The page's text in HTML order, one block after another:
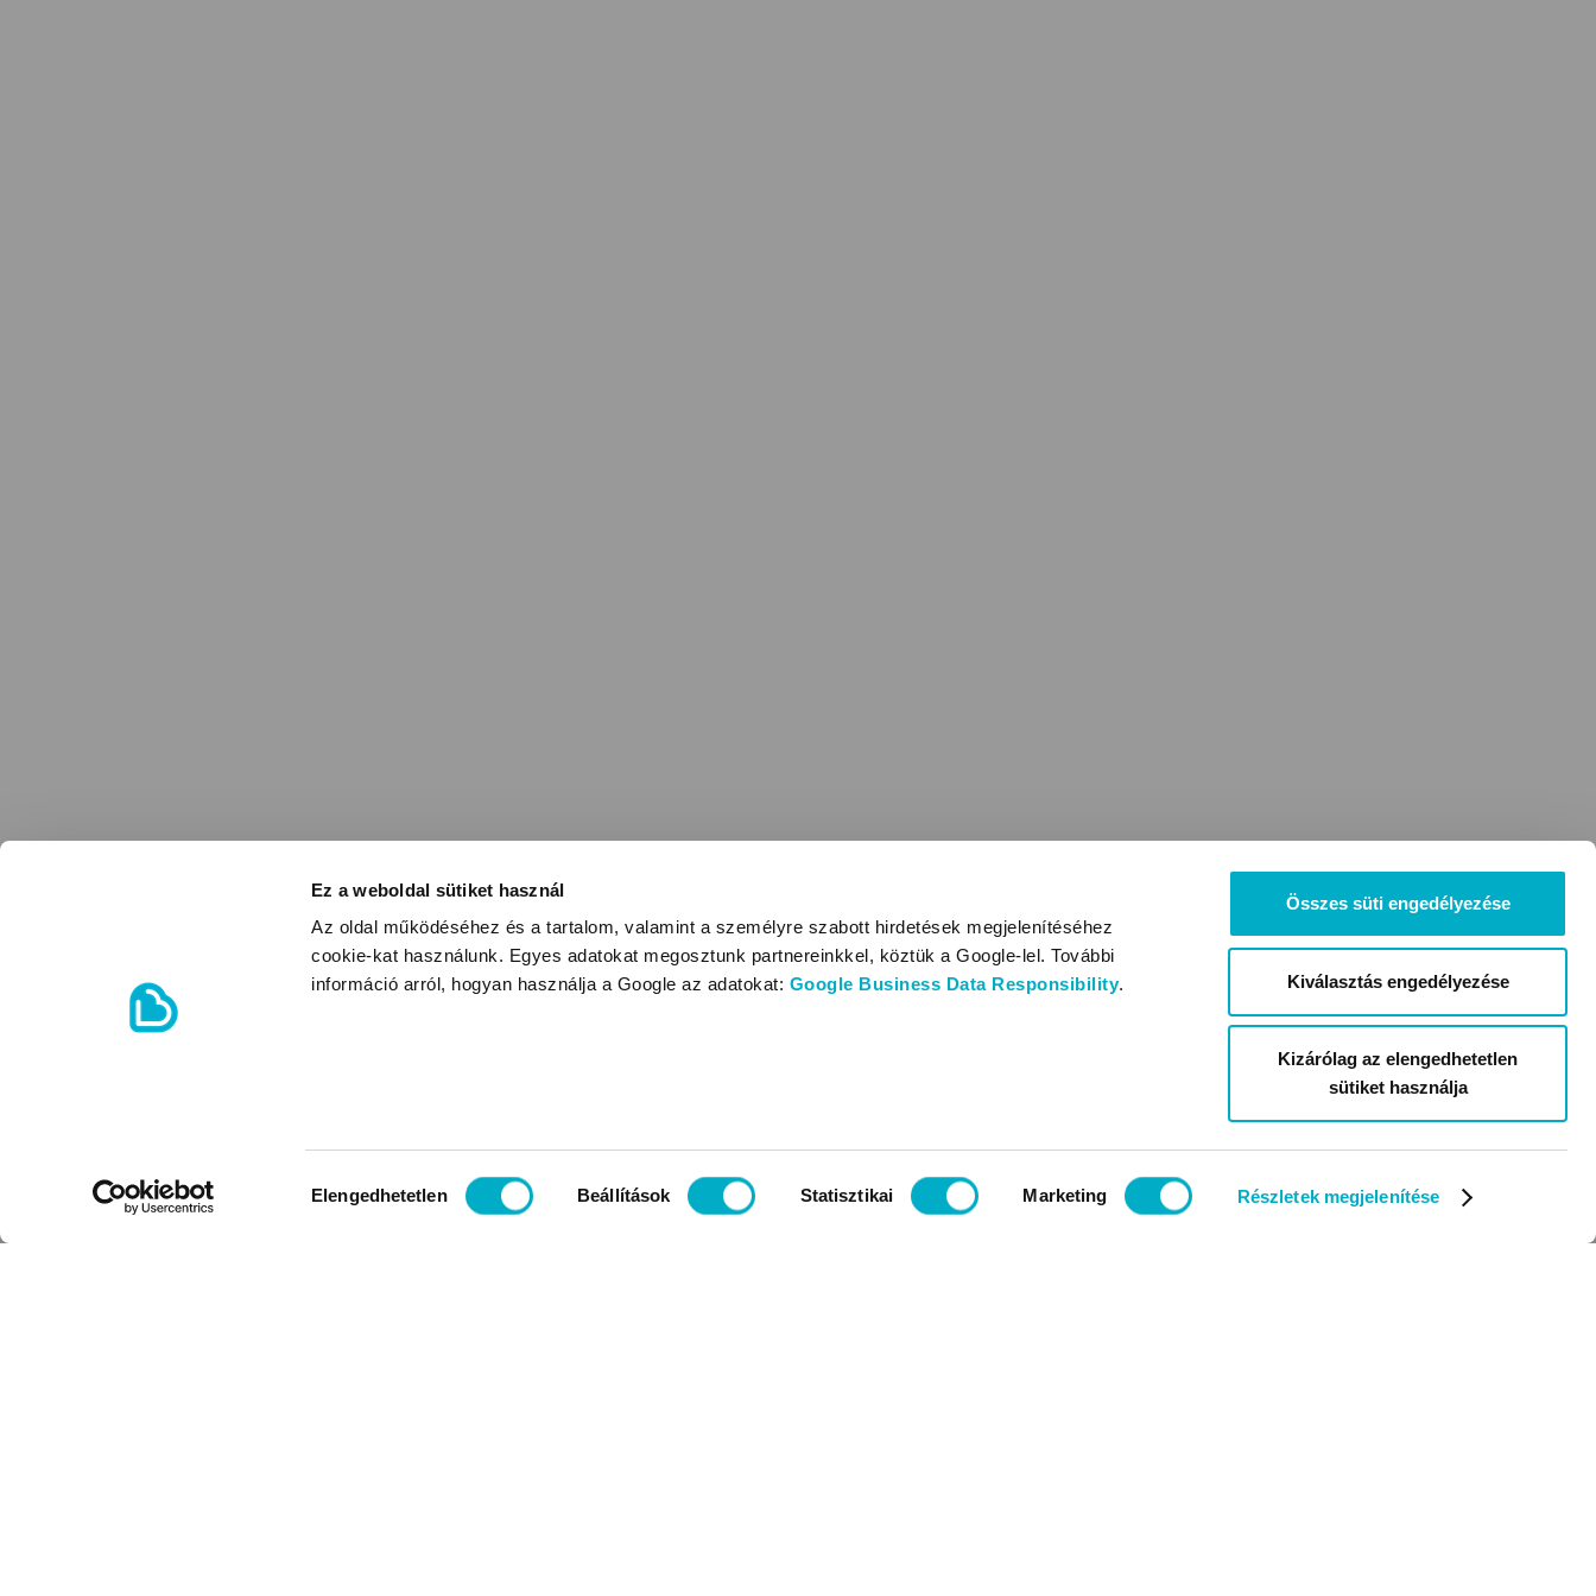
Ez a weboldal sütiket használ
Az oldal működéséhez és a tartalom, valamint a személyre szabott hirdetések megjelenítéséhez
cookie-kat használunk. Egyes adatokat megosztunk partnereinkkel, köztük a Google-lel. További
információ arról, hogyan használja a Google az adatokat: Google Business Data Responsibility.
kiválasztása
Elengedhetetlen Beállítások Statisztikai Marketing Részletek megjelenítése
Összes süti engedélyezése
Kiválasztás engedélyezése
Kizárólag az elengedhetetlen
sütiket használja